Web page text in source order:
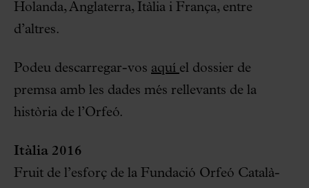
Holanda, Anglaterra, Itàlia i França, entre
d’altres.
Podeu descarregar-vos aquí el dossier de
premsa amb les dades més rellevants de la
història de l’Orfeó.
Itàlia 2016
Fruit de l’esforç de la Fundació Orfeó Català-